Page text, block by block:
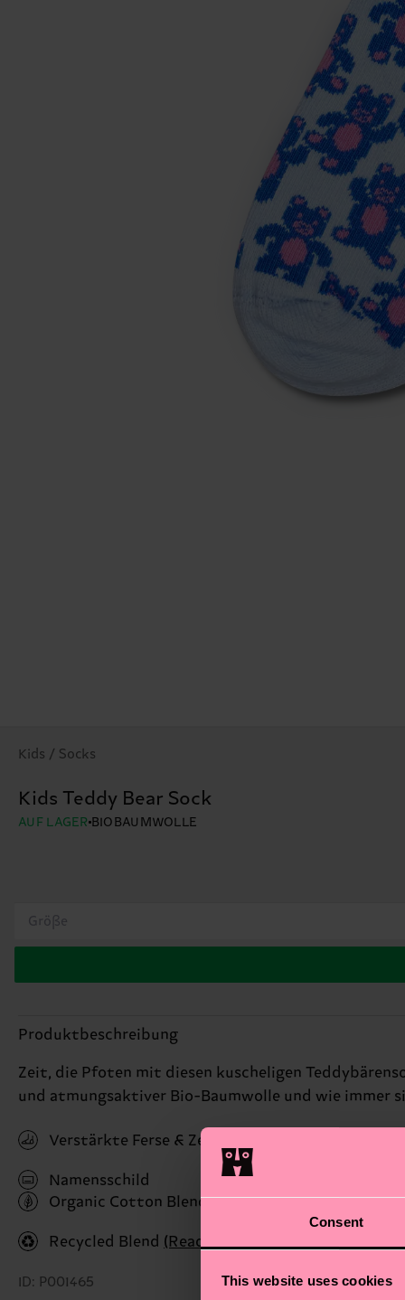
Consent
This website uses cookies
Kids / Socks
Kids Teddy Bear Sock
AUF LAGER BIOBAUMWOLLE
Größe
Produktbeschreibung
Zeit, die Pfoten mit diesen kuscheligen
und atmungsaktiver Bio-Baumwolle und wie immer
Verstärkte Ferse & Zehen
Namensschild
Organic Cotton Blend(Read more here)
Recycled Blend (Read more here)
ID: P001465